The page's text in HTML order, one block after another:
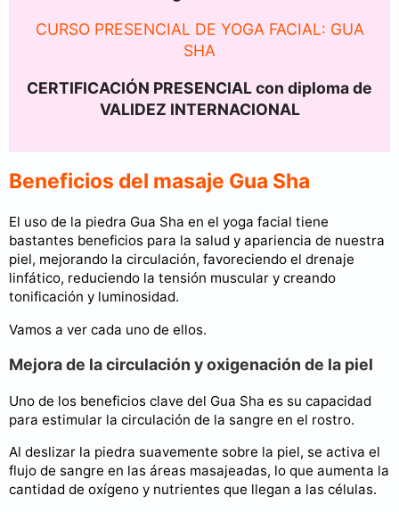
CURSO PRESENCIAL DE YOGA FACIAL: GUA
SHA
CERTIFICACIÓN PRESENCIAL con diploma de
VALIDEZ INTERNACIONAL
Beneficios del masaje Gua Sha
El uso de la piedra Gua Sha en el yoga facial tiene
bastantes beneficios para la salud y apariencia de nuestra
piel, mejorando la circulación, favoreciendo el drenaje
linfático, reduciendo la tensión muscular y creando
tonificación y luminosidad.
Vamos a ver cada uno de ellos.
Mejora de la circulación y oxigenación de la piel
Uno de los beneficios clave del Gua Sha es su capacidad
para estimular la circulación de la sangre en el rostro.
Al deslizar la piedra suavemente sobre la piel, se activa el
flujo de sangre en las áreas masajeadas, lo que aumenta la
cantidad de oxígeno y nutrientes que llegan a las células.